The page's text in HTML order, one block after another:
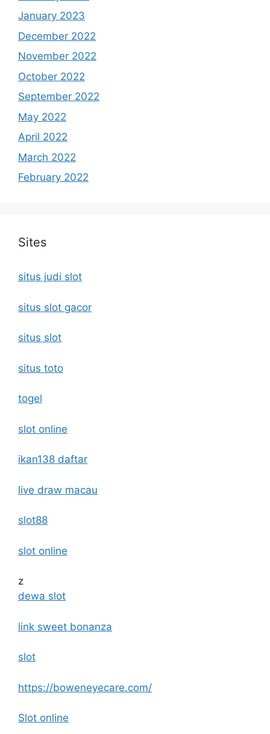
January 2023
December 2022
November 2022
October 2022
September 2022
May 2022
April 2022
March 2022
February 2022
Sites
situs judi slot
situs slot gacor
situs slot
situs toto
togel
slot online
ikan138 daftar
live draw macau
slot88
slot online
z
dewa slot
link sweet bonanza
slot
https://boweneyecare.com/
Slot online